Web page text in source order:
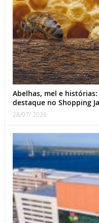
Abelhas, mel e
destaque no Shopping
28/07/ 2026